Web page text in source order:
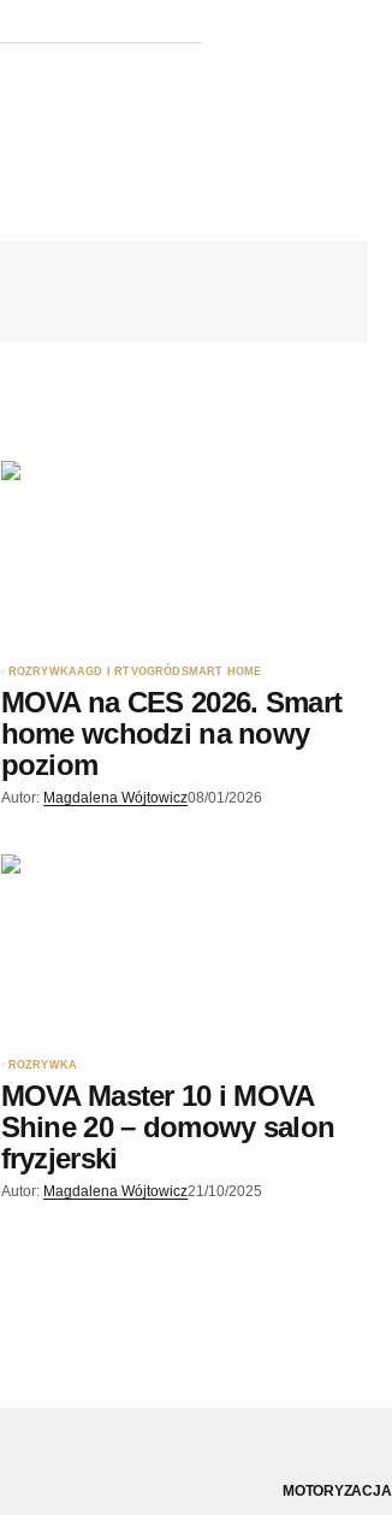
ROZRYWKAAGD I RTVOGRÓD SMART HOME
MOVA na CES 2026. Smart
home wchodzi na nowy
poziom
Autor: Magdalena Wójtowicz08/01/2026
ROZRYWKA
MOVA Master 10 i MOVA
Shine 20 – domowy salon
fryzjerski
Autor: Magdalena Wójtowicz21/10/2025
MOTORYZACJA